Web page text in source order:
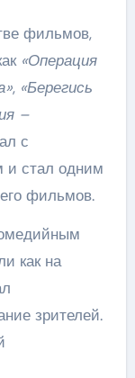
фильмов,
«Операция
, «Берегись
–
с
и стал одним
фильмов.
как на
зрителей.